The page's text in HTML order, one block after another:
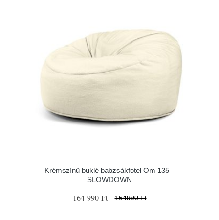
Krémszínű buklé babzsákfotel Om 135 –
SLOWDOWN
164 990 Ft 164990 Ft